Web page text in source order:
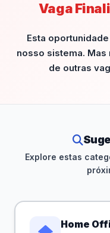
Vaga
Esta
nosso sistema. Mas
de outras
Explore estas
Home